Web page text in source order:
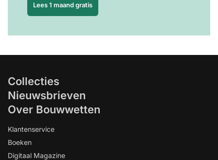
Lees 1 maand gratis
Collecties
Nieuwsbrieven
Over Bouwwetten
Klantenservice
Boeken
Digitaal Magazine